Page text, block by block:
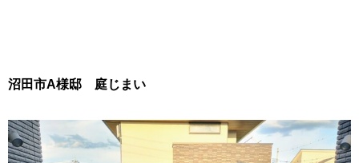
沼田市A様邸 庭じまい